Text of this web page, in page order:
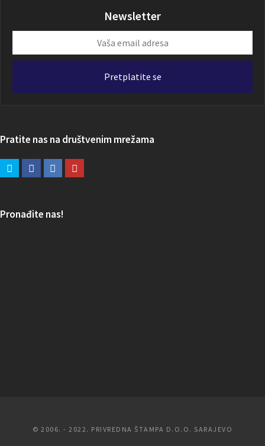
Newsletter
email
Pretplatite se
Pratite nas na društvenim mrežama
Pronađite nas!
© 2006. - 2022. PRIVREDNA ŠTAMPA D.O.O. SARAJEVO